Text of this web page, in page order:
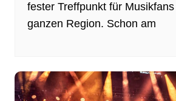
fester Treffpunkt für
ganzen Region. Schon am